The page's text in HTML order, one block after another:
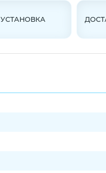
УСТАНОВКА